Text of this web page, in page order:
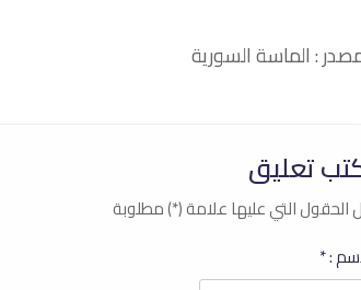
: الماسة السورية
تعليق
الحقول التي عليها علامة (*) مطلوبة
:
*